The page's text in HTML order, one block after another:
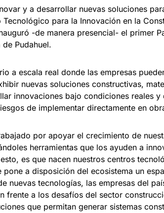
y a desarrollar nuevas soluciones
para la Innovación en la
-de manera presencial- el primer
Pudahuel.
a escala real donde las empresas
nuevas soluciones constructivas,
innovaciones bajo condiciones reales y
de implementar directamente en
por apoyar el crecimiento de
herramientas que los ayuden a
es que nacen nuestros centros
pone a disposición del ecosistema un
nuevas tecnologías, las empresas del
frente a los desafíos del sector
que permitan generar sistemas